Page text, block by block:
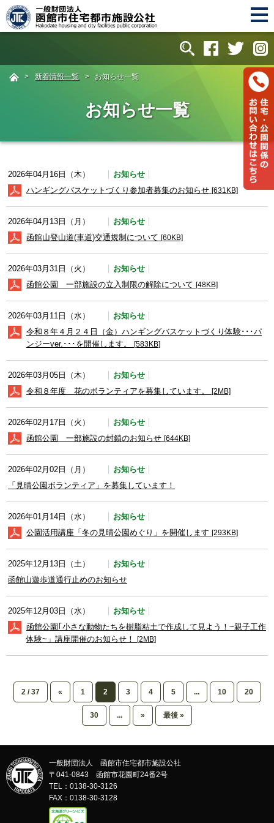
> 新着情報一覧 > お知らせ一覧
お知らせ一覧
2026年04月16日（木）
お知らせ
ハンギングバスケットづくり参加者募集のお知らせ [631KB]
2026年04月13日（月）
お知らせ
函館山登山道(車道)交通規制について [60KB]
2026年03月31日（火）
お知らせ
函館公園 一部施設の立入制限の解除について [48KB]
2026年03月11日（水）
お知らせ
令和８年４月２４日（金）ハンギングバスケットづくり体験･･･パ
ンジーver.･･･を開催します。 [583KB]
2026年03月05日（木）
お知らせ
令和８年度 花のボランティアを募集しています。 [2MB]
2026年02月17日（火）
お知らせ
函館公園 一部施設の封鎖のお知らせ [644KB]
2026年02月02日（月）
お知らせ
「見晴公園ボランティア」を募集しています！
2026年01月14日（水）
お知らせ
公園活用講座「冬の見晴公園めぐり」を開催します [293KB]
2025年12月13日（土）
お知らせ
函館山遊歩道通行止めのお知らせ
2025年12月03日（水）
お知らせ
函館公園｢小さな動物たちを樹脂粘土で作成して見よう！~親子工作
体験~」講座開催のお知らせ！ [2MB]
2 / 37 « 1 2 3 4 5 ... 10 20
30 ... » 最後 »
一般財団法人 函館市住宅都市施設公社
〒041-0843 函館市花園町24番2号
TEL：0138-30-3126
FAX：0138-30-3128